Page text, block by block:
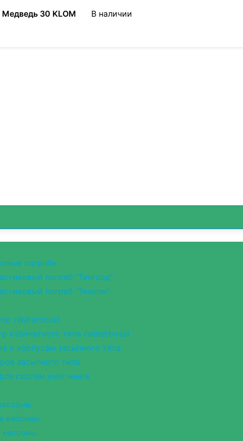
погреба
погреб “Тингард”
погреб “Земляк”
(Waterboss)
кабинетного типа (waterboss)
к корпусам засыпного типа
засыпного типа
систем умягчения
кессоны
30 KLOM
В наличии